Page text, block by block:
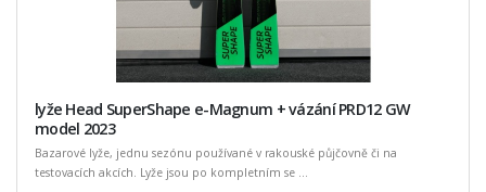
lyže Head SuperShape e-Magnum + vázání PRD12 GW
model 2023
Bazarové lyže, jednu sezónu používané v rakouské půjčovně či na
testovacích akcích. Lyže jsou po kompletním se ...